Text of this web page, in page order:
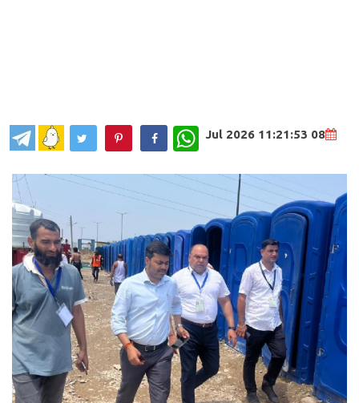
08 Jul 2026 11:21:53
WhatsApp